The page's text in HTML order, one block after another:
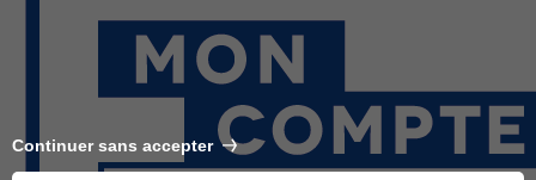
Continuer sans accepter